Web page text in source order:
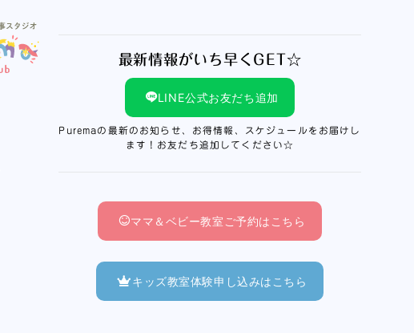
最新情報がいち早くGET☆
LINE公式お友だち追加
Puremaの最新のお知らせ、お得情報、スケジュールをお届けし
ます！お友だち追加してください☆
ママ＆ベビー教室ご予約はこちら
キッズ教室体験申し込みはこちら